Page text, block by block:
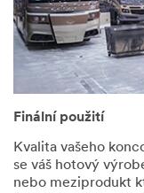
Finální použití
Kvalita vašeho
se váš hotový
nebo meziprodukt